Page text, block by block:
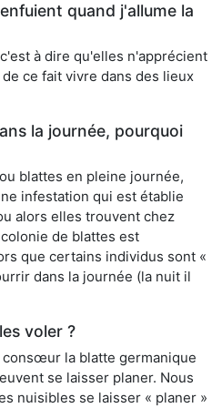
quand j'allume la
à dire qu'elles n'apprécient
ce fait vivre dans des lieux
la journée, pourquoi
blattes en pleine journée,
infestation qui est établie
alors elles trouvent chez
de blattes est
que certains individus sont «
dans la journée (la nuit il
voler ?
consœur la blatte germanique
se laisser planer. Nous
nuisibles se laisser « planer »